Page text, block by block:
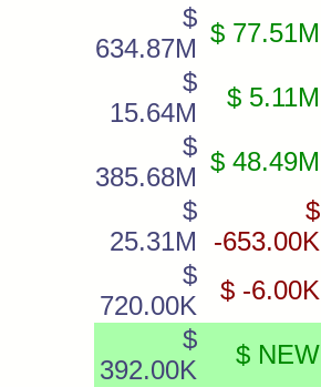
$
634.87M
$ 77.51M
$
15.64M
$ 5.11M
$
385.68M
$ 48.49M
$
25.31M
$
-653.00K
$
720.00K
$ -6.00K
$
392.00K
$ NEW